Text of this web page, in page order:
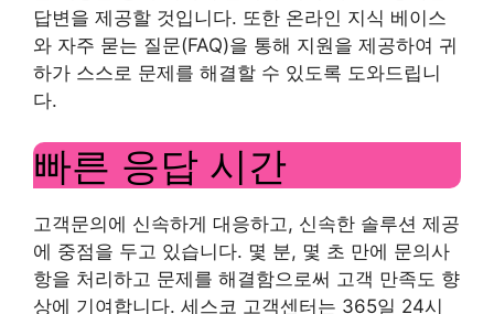
답변을 제공할 것입니다. 또한 온라인 지식 베이스
와 자주 묻는 질문(FAQ)을 통해 지원을 제공하여 귀
하가 스스로 문제를 해결할 수 있도록 도와드립니
다.
빠른 응답 시간
고객문의에 신속하게 대응하고, 신속한 솔루션 제공
에 중점을 두고 있습니다. 몇 분, 몇 초 만에 문의사
항을 처리하고 문제를 해결함으로써 고객 만족도 향
상에 기여합니다. 세스코 고객센터는 365일 24시